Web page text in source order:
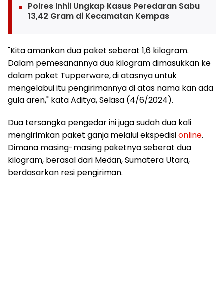
Polres Inhil Ungkap Kasus Peredaran Sabu
13,42 Gram di Kecamatan Kempas
"Kita amankan dua paket seberat 1,6 kilogram.
Dalam pemesanannya dua kilogram dimasukkan ke
dalam paket Tupperware, di atasnya untuk
mengelabui itu pengirimannya di atas nama kan ada
gula aren," kata Aditya, Selasa (4/6/2024).
Dua tersangka pengedar ini juga sudah dua kali
mengirimkan paket ganja melalui ekspedisionline.
Dimana masing-masing paketnya seberat dua
kilogram, berasal dari Medan, Sumatera Utara,
berdasarkan resi pengiriman.